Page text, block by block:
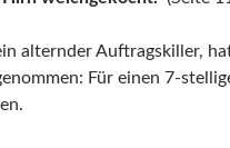
alternder Auftragskiller,
Für einen 7-